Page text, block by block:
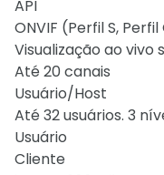
API
ONVIF (Perfil S, Perfil
Visualização ao vivo
Até 20 canais
Usuário/Host
Até 32 usuários. 3
Usuário
Cliente